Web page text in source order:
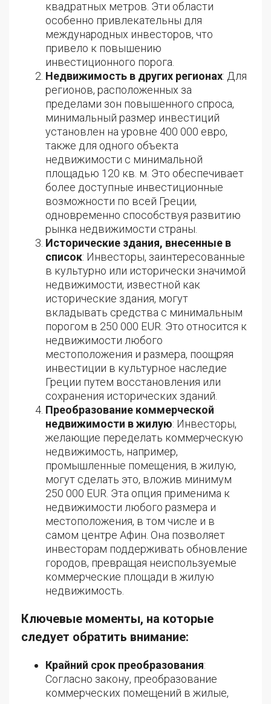
квадратных метров. Эти области
особенно привлекательны для
международных инвесторов, что
привело к повышению
инвестиционного порога.
Недвижимость в других регионах: Для
регионов, расположенных за
пределами зон повышенного спроса,
минимальный размер инвестиций
установлен на уровне 400 000 евро,
также для одного объекта
недвижимости с минимальной
площадью 120 кв. м. Это обеспечивает
более доступные инвестиционные
возможности по всей Греции,
одновременно способствуя развитию
рынка недвижимости страны.
Исторические здания, внесенные в
список: Инвесторы, заинтересованные
в культурно или исторически значимой
недвижимости, известной как
исторические здания, могут
вкладывать средства с минимальным
порогом в 250 000 EUR. Это относится к
недвижимости любого
местоположения и размера, поощряя
инвестиции в культурное наследие
Греции путем восстановления или
сохранения исторических зданий.
Преобразование коммерческой
недвижимости в жилую: Инвесторы,
желающие переделать коммерческую
недвижимость, например,
промышленные помещения, в жилую,
могут сделать это, вложив минимум
250 000 EUR. Эта опция применима к
недвижимости любого размера и
местоположения, в том числе и в
самом центре Афин. Она позволяет
инвесторам поддерживать обновление
городов, превращая неиспользуемые
коммерческие площади в жилую
недвижимость.
Ключевые моменты, на которые
следует обратить внимание:
Крайний срок преобразования:
Согласно закону, преобразование
коммерческих помещений в жилые,